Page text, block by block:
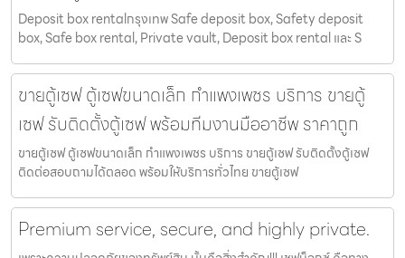
Deposit box rentalกรุงเทพ Safe deposit box, Safety deposit
box, Safe box rental, Private vault, Deposit box rental และ S
ขายตู้เซฟ ตู้เซฟขนาดเล็ก กำแพงเพชร บริการ ขายตู้
เซฟ รับติดตั้งตู้เซฟ พร้อมทีมงานมืออาชีพ ราคาถูก
ขายตู้เซฟ ตู้เซฟขนาดเล็ก กำแพงเพชร บริการ ขายตู้เซฟ รับติดตั้งตู้เซฟ
ติดต่อสอบถามได้ตลอด พร้อมให้บริการทั่วไทย ขายตู้เซฟ
Premium service, secure, and highly private.